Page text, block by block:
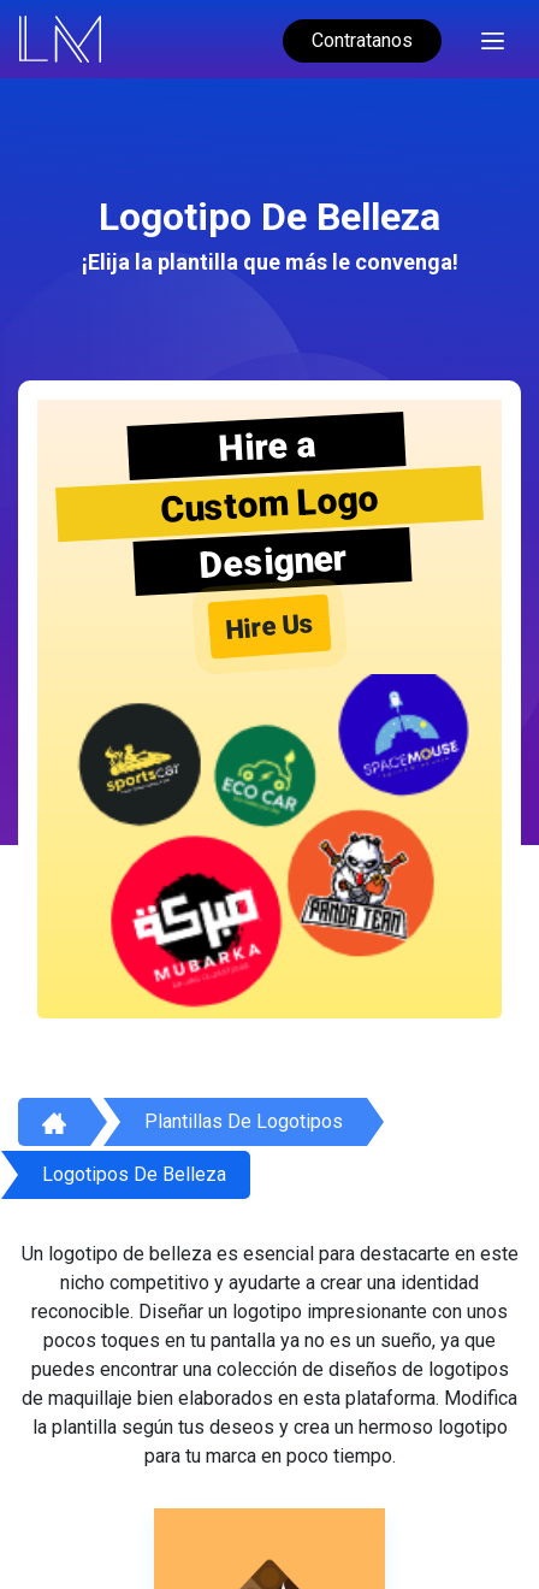
Contratanos
Logotipo De Belleza
¡Elija la plantilla que más le convenga!
Hire a
Custom Logo
Designer
Hire Us
Plantillas De Logotipos
Logotipos De Belleza
Un logotipo de belleza es esencial para destacarte en este
nicho competitivo y ayudarte a crear una identidad
reconocible. Diseñar un logotipo impresionante con unos
pocos toques en tu pantalla ya no es un sueño, ya que
puedes encontrar una colección de diseños de logotipos
de maquillaje bien elaborados en esta plataforma. Modifica
la plantilla según tus deseos y crea un hermoso logotipo
para tu marca en poco tiempo.